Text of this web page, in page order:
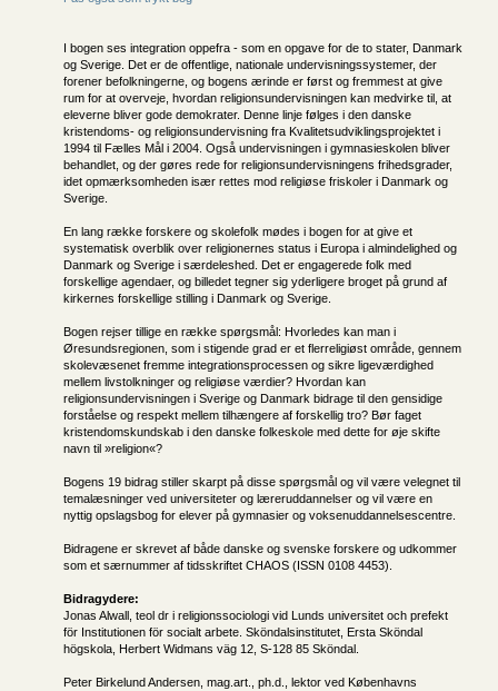
I bogen ses integration oppefra - som en opgave for de to stater, Danmark
og Sverige. Det er de offentlige, nationale undervisningssystemer, der
forener befolkningerne, og bogens ærinde er først og fremmest at give
rum for at overveje, hvordan religionsundervisningen kan medvirke til, at
eleverne bliver gode demokrater. Denne linje følges i den danske
kristendoms- og religionsundervisning fra Kvalitetsudviklingsprojektet i
1994 til Fælles Mål i 2004. Også undervisningen i gymnasieskolen bliver
behandlet, og der gøres rede for religionsundervisningens frihedsgrader,
idet opmærksomheden især rettes mod religiøse friskoler i Danmark og
Sverige.
En lang række forskere og skolefolk mødes i bogen for at give et
systematisk overblik over religionernes status i Europa i almindelighed og
Danmark og Sverige i særdeleshed. Det er engagerede folk med
forskellige agendaer, og billedet tegner sig yderligere broget på grund af
kirkernes forskellige stilling i Danmark og Sverige.
Bogen rejser tillige en række spørgsmål: Hvorledes kan man i
Øresundsregionen, som i stigende grad er et flerreligiøst område, gennem
skolevæsenet fremme integrationsprocessen og sikre ligeværdighed
mellem livstolkninger og religiøse værdier? Hvordan kan
religionsundervisningen i Sverige og Danmark bidrage til den gensidige
forståelse og respekt mellem tilhængere af forskellig tro? Bør faget
kristendomskundskab i den danske folkeskole med dette for øje skifte
navn til »religion«?
Bogens 19 bidrag stiller skarpt på disse spørgsmål og vil være velegnet til
temalæsninger ved universiteter og læreruddannelser og vil være en
nyttig opslagsbog for elever på gymnasier og voksenuddannelsescentre.
Bidragene er skrevet af både danske og svenske forskere og udkommer
som et særnummer af tidsskriftet CHAOS (ISSN 0108 4453).
Bidragydere:
Jonas Alwall, teol dr i religionssociologi vid Lunds universitet och prefekt
för Institutionen för socialt arbete. Sköndalsinstitutet, Ersta Sköndal
högskola, Herbert Widmans väg 12, S-128 85 Sköndal.
Peter Birkelund Andersen, mag.art., ph.d., lektor ved Københavns